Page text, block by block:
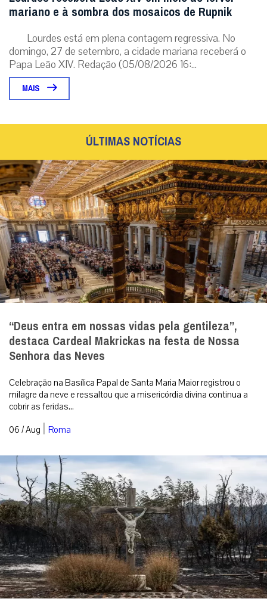
mariano e à sombra dos mosaicos de Rupnik
Lourdes está em plena contagem regressiva. No
domingo, 27 de setembro, a cidade mariana receberá o
Papa Leão XIV. Redação (05/08/2026 16:...
MAIS
ÚLTIMAS NOTÍCIAS
“Deus entra em nossas vidas pela gentileza”,
destaca Cardeal Makrickas na festa de Nossa
Senhora das Neves
Celebração na Basílica Papal de Santa Maria Maior registrou o
milagre da neve e ressaltou que a misericórdia divina continua a
cobrir as feridas...
06 / Aug | Roma